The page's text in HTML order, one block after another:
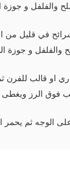
والفلفل و
في قليل من
والفلفل و جوزة
او قالب للفرن
الرز ويغطى
الوجه ثم يحمر